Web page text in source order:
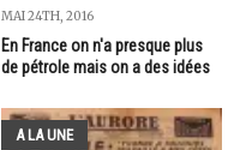
MAI 24TH, 2016
En France on n'a presque plus
de pétrole mais on a des idées
A LA UNE